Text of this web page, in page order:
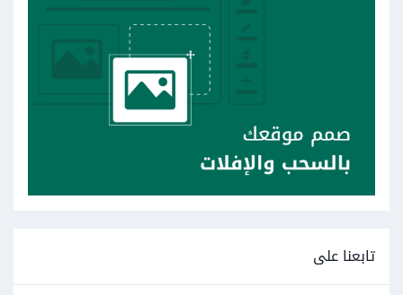
تابعنا على